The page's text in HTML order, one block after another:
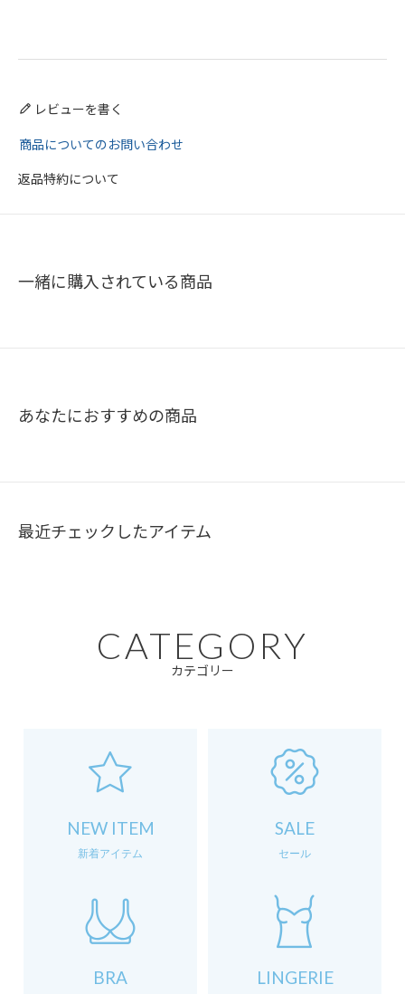
レビューを書く
商品についてのお問い合わせ
返品特約について
一緒に購入されている商品
あなたにおすすめの商品
最近チェックしたアイテム
CATEGORY
カテゴリー
NEW ITEM
新着アイテム
SALE
セール
BRA LINGERIE